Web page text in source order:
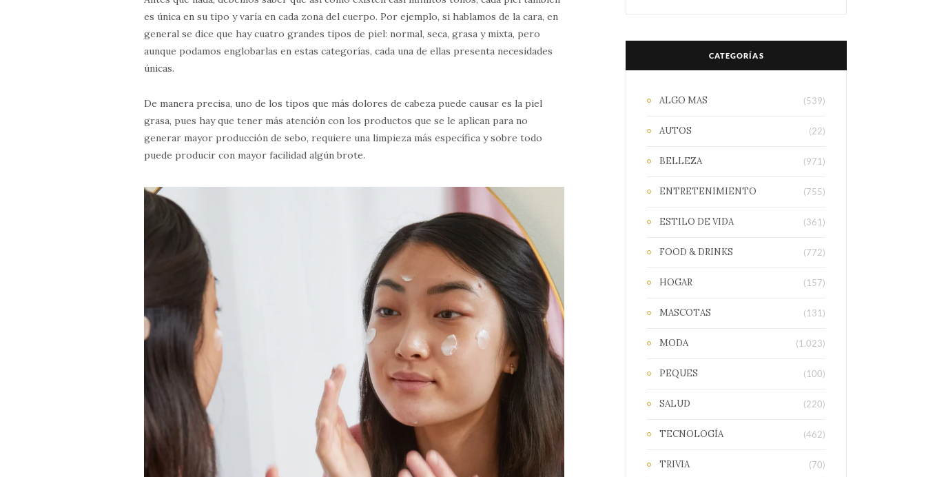
es única en su tipo y varía en cada zona del cuerpo. Por ejemplo, si hablamos de la cara, en
general se dice que hay cuatro grandes tipos de piel: normal, seca, grasa y mixta, pero
aunque podamos englobarlas en estas categorías, cada una de ellas presenta necesidades
únicas.
De manera precisa, uno de los tipos que más dolores de cabeza puede causar es la piel
grasa, pues hay que tener más atención con los productos que se le aplican para no
generar mayor producción de sebo, requiere una limpieza más específica y sobre todo
puede producir con mayor facilidad algún brote.
CATEGORÍAS
ALGO MAS (539)
AUTOS (22)
BELLEZA (971)
ENTRETENIMIENTO (755)
ESTILO DE VIDA (361)
FOOD & DRINKS (772)
HOGAR (157)
MASCOTAS (131)
MODA (1.023)
PEQUES (100)
SALUD (220)
TECNOLOGÍA (462)
TRIVIA (70)